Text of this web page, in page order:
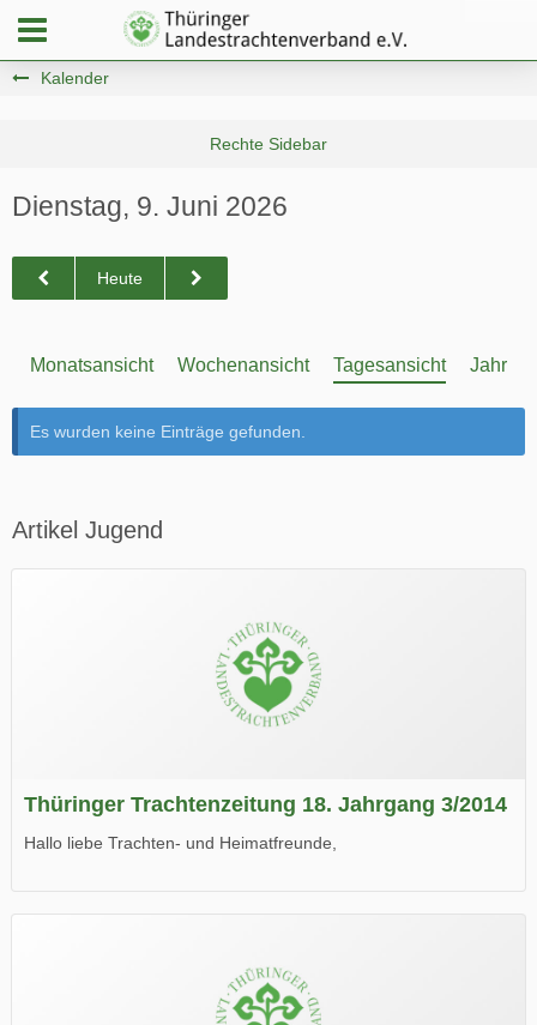
Kalender
Dienstag, 9. Juni 2026
Heute
Monatsansicht Wochenansicht Tagesansicht
Es wurden keine Einträge gefunden.
Artikel Jugend
Thüringer Trachtenzeitung 18. Jahrgang 3/2014
Hallo liebe Trachten- und Heimatfreunde,
Wir wünschen Euch viel Spaß beim Lesen.